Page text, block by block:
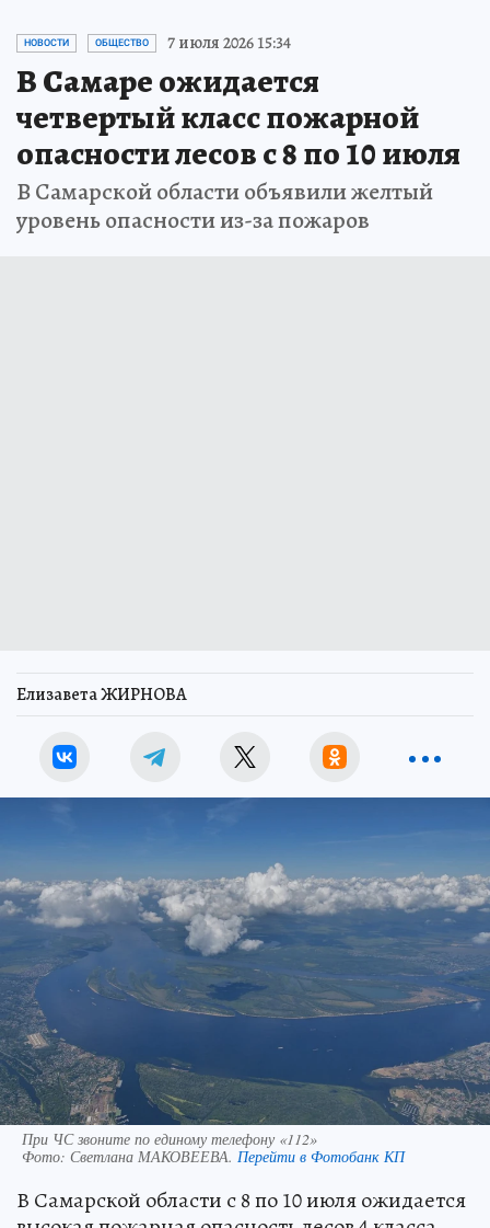
НОВОСТИ ОБЩЕСТВО 7 июля 2026 15:34
В Самаре ожидается
четвертый класс пожарной
опасности лесов с 8 по 10 июля
В Самарской области объявили желтый
уровень опасности из-за пожаров
Елизавета ЖИРНОВА
При ЧС звоните по единому телефону «112»
Фото: Светлана МАКОВЕЕВА. Перейти в Фотобанк КП
В Самарской области с 8 по 10 июля ожидается